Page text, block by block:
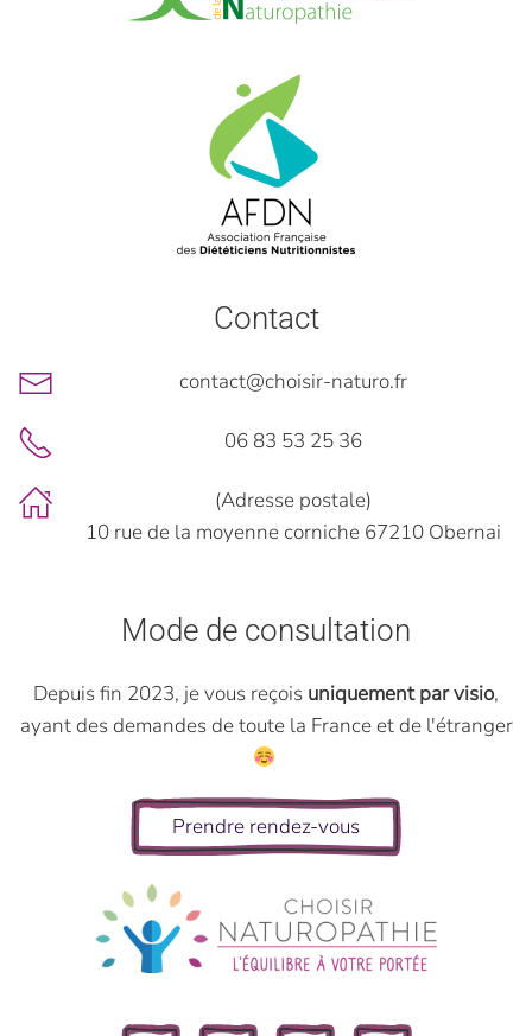
Contact
contact@choisir-naturo.fr
06 83 53 25 36
(Adresse postale)
10 rue de la moyenne corniche 67210 Obernai
Mode de consultation
Depuis fin 2023, je vous reçois uniquement par visio,
ayant des demandes de toute la France et de l'étranger
Prendre rendez-vous